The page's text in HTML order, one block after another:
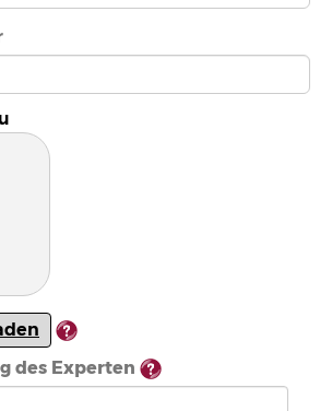
des Experten